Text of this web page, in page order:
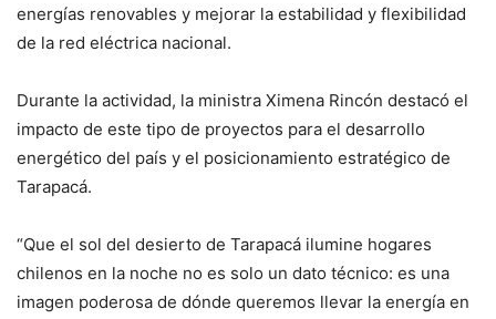
energías renovables y mejorar la estabilidad y flexibilidad
de la red eléctrica nacional.
Durante la actividad, la ministra Ximena Rincón destacó el
impacto de este tipo de proyectos para el desarrollo
energético del país y el posicionamiento estratégico de
Tarapacá.
“Que el sol del desierto de Tarapacá ilumine hogares
chilenos en la noche no es solo un dato técnico: es una
imagen poderosa de dónde queremos llevar la energía en